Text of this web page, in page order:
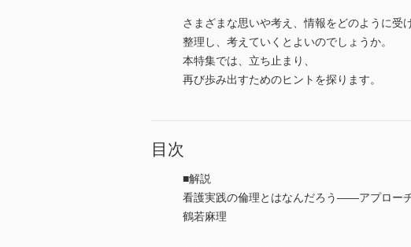
さまざまな思いや考え、情報をどのように受
整理し、考えていくとよいのでしょうか。
本特集では、立ち止まり、
再び歩み出すためのヒントを探ります。
目次
■解説
看護実践の倫理とはなんだろう――アプロー
鶴若麻理